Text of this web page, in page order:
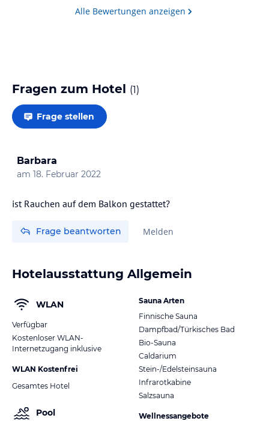
Alle Bewertungen anzeigen
Fragen zum Hotel (1)
Frage stellen
Barbara
am 18. Februar 2022
ist Rauchen auf dem Balkon gestattet?
Frage beantworten Melden
Hotelausstattung Allgemein
WLAN
Verfügbar
Kostenloser WLAN-
Internetzugang inklusive
WLAN Kostenfrei
Gesamtes Hotel
Pool
Sauna Arten
Finnische Sauna
Dampfbad/Türkisches Bad
Bio-Sauna
Caldarium
Stein-/Edelsteinsauna
Infrarotkabine
Salzsauna
Wellnessangebote